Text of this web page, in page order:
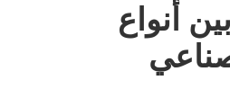
أنواع